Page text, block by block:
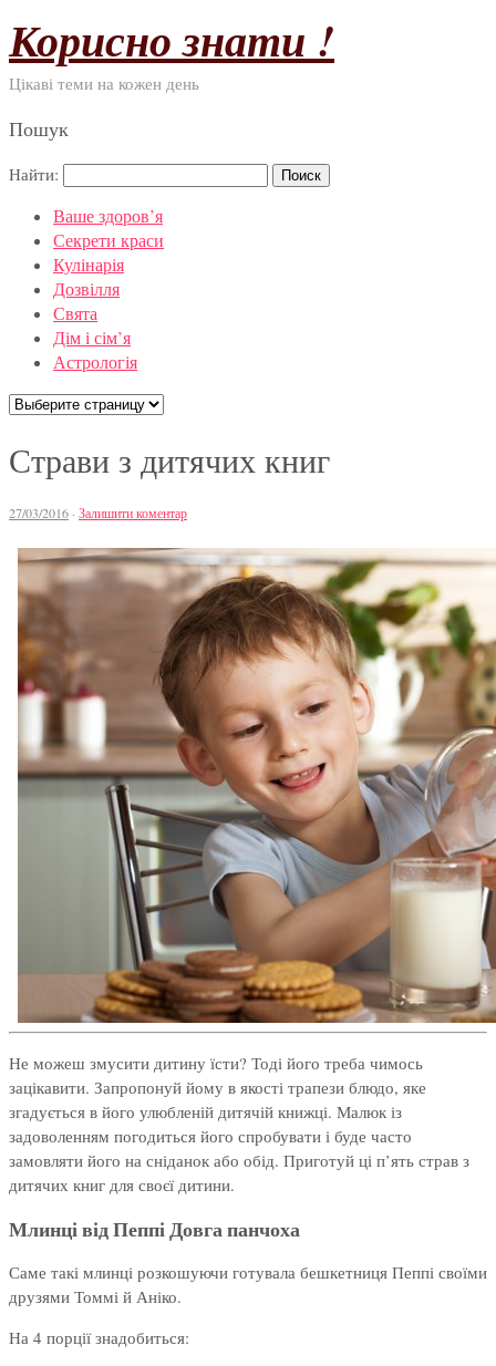
Корисно знати !
Цікаві теми на кожен день
Пошук
Найти:
Ваше здоров’я
Секрети краси
Кулінарія
Дозвілля
Свята
Дім і сім’я
Астрологія
Страви з дитячих книг
27/03/2016 · Залишити коментар
Не можеш змусити дитину їсти? Тоді його треба чимось
зацікавити. Запропонуй йому в якості трапези блюдо, яке
згадується в його улюбленій дитячій книжці. Малюк із
задоволенням погодиться його спробувати і буде часто
замовляти його на сніданок або обід. Приготуй ці п’ять страв з
дитячих книг для своєї дитини.
Млинці від Пеппі Довга панчоха
Саме такі млинці розкошуючи готувала бешкетниця Пеппі своїми
друзями Томмі й Аніко.
На 4 порції знадобиться: